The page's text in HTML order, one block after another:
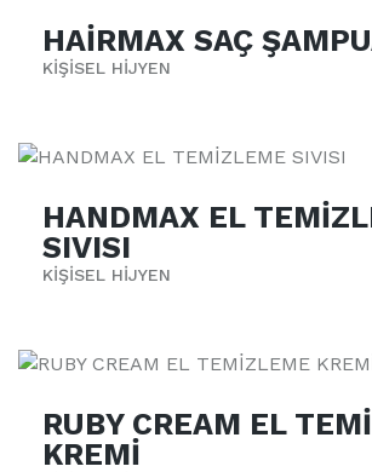
HAİRMAX SAÇ
KİŞİSEL HİJYEN
HANDMAX EL
SIVISI
KİŞİSEL HİJYEN
RUBY CREAM EL
KREMİ